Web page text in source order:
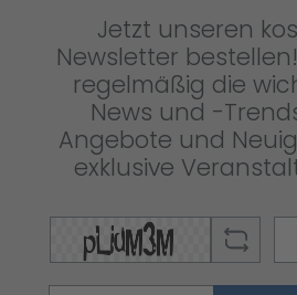
Jetzt unseren
Newsletter
regelmäßig die
News und -
Angebote und
exklusive